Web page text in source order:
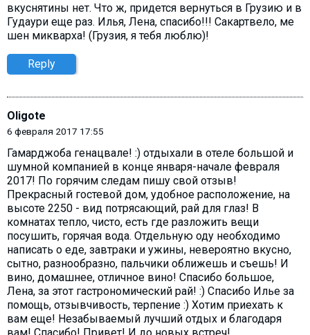
вкуснятины нет. Что ж, придется вернуться в Грузию и в
Гудаури еще раз. Илья, Лена, спасибо!!! Сакартвело, ме
шен микварха! (Грузия, я тебя люблю)!
Reply
Oligote
6 февраля 2017 17:55
Гамарджоба генацвале! :) отдыхали в отеле большой и
шумной компанией в конце января-начале февраля
2017! По горячим следам пишу свой отзыв!
Прекрасный гостевой дом, удобное расположение, на
высоте 2250 - вид потрясающий, рай для глаз! В
комнатах тепло, чисто, есть где разложить вещи
посушить, горячая вода. Отдельную оду необходимо
написать о еде, завтраки и ужины, невероятно вкусно,
сытно, разнообразно, пальчики оближешь и съешь! И
вино, домашнее, отличное вино! Спасибо большое,
Лена, за этот гастрономический рай! :) Спасибо Илье за
помощь, отзывчивость, терпение :) Хотим приехать к
вам еще! Незабываемый лучший отдых и благодаря